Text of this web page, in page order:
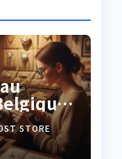
STORE